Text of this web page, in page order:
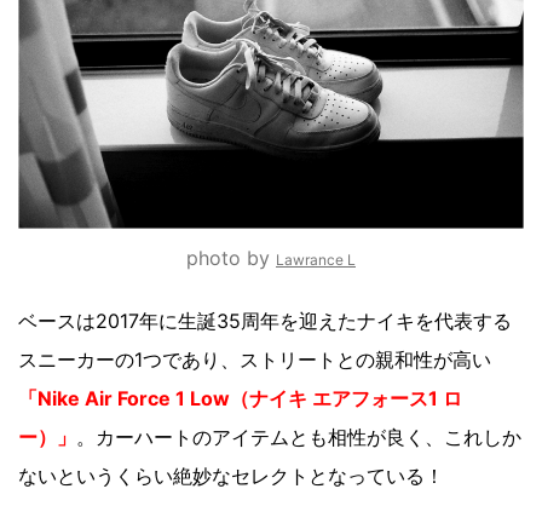
photo by Lawrance L
ベースは2017年に生誕35周年を迎えたナイキを代表する
スニーカーの1つであり、ストリートとの親和性が高い
「Nike Air Force 1 Low（ナイキ エアフォース1 ロ
ー）」 。カーハートのアイテムとも相性が良く、これしか
ないというくらい絶妙なセレクトとなっている！